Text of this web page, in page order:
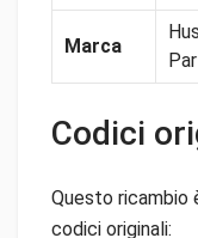
Marca
Codici
Questo ricambio
codici originali: